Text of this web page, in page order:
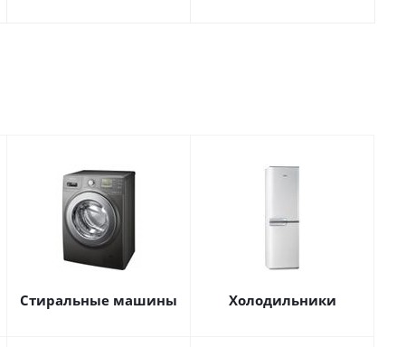
Стиральные машины Холодильники